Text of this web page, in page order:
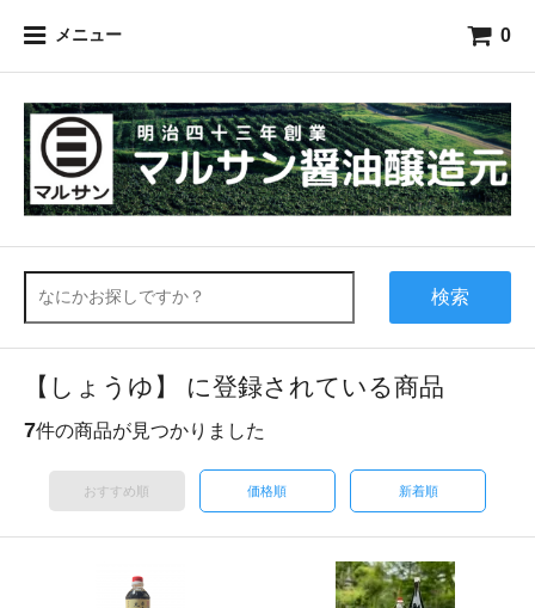
メニュー 0
検索
【しょうゆ】 に登録されている商品
7件の商品が見つかりました
おすすめ順 価格順 新着順